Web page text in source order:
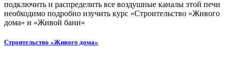
подключить и распределить все воздушные каналы этой печи
необходимо подробно изучить курс «Строительство «Живого
дома» и «Живой бани»
Строительство «Живого дома»